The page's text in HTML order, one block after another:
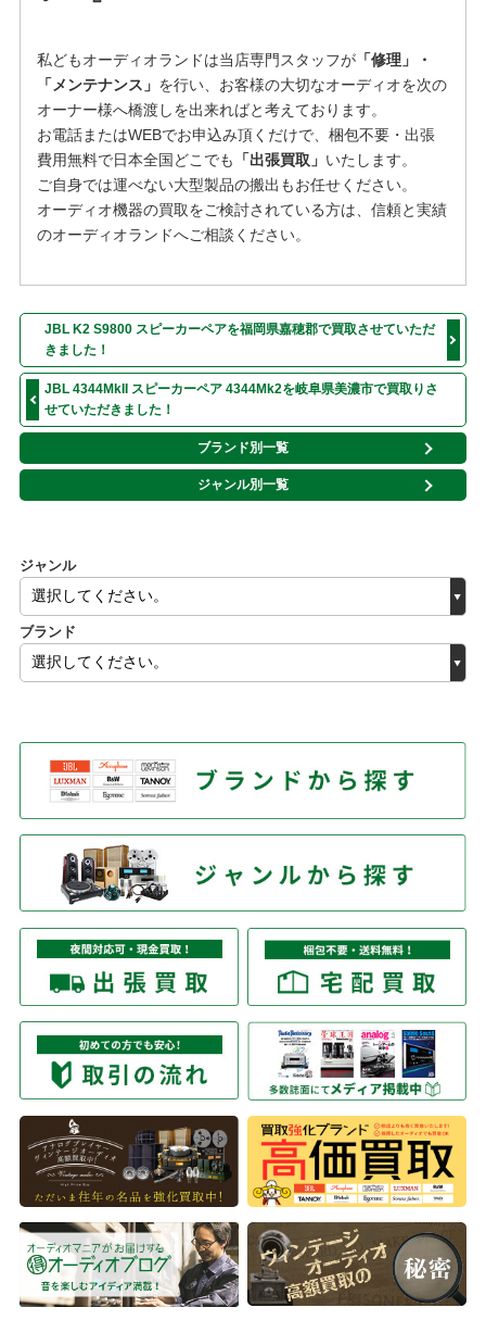
ジャンル
ブランド
私どもオーディオランドは当店専門スタッフが「修理」・
「メンテナンス」 を行い、お客様の大切なオーディオを次の
オーナー様へ橋渡しを出来ればと考えております。
お電話またはWEBでお申込み頂くだけで、梱包不要・出張
費用無料で日本全国どこでも
「出張買取」 いたします。
ご自身では運べない大型製品の搬出もお任せください。
オーディオ機器の買取をご検討されている方は 、信頼と実績
のオーディオランドへご相談ください。
JBL K2 S9800 スピーカーペアを福岡県嘉穂郡で買取させていただ
きました！
JBL 4344MkII スピーカーペア 4344Mk2を岐阜県美濃市で買取りさ
せていただきました！
ブランド別一覧
ジャンル別一覧